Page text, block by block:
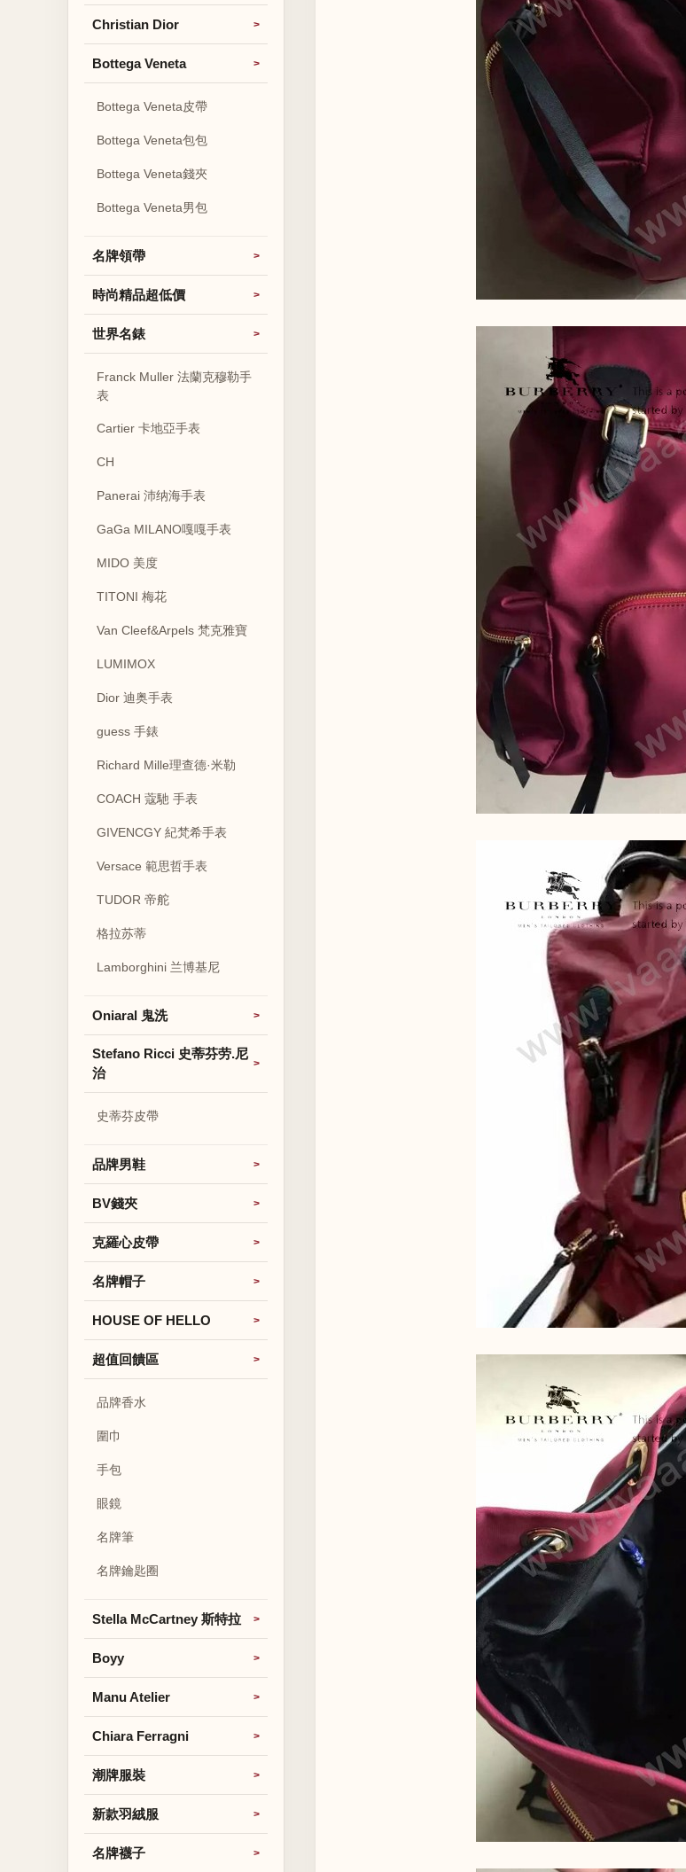
Christian Dior
Bottega Veneta
Bottega Veneta皮帶
Bottega Veneta包包
Bottega Veneta錢夾
Bottega Veneta男包
名牌領帶
時尚精品超低價
世界名錶
Franck Muller 法蘭克穆勒手
表
Cartier 卡地亞手表
CH
Panerai 沛纳海手表
GaGa MILANO嘎嘎手表
MIDO 美度
TITONI 梅花
Van Cleef&Arpels 梵克雅寶
LUMIMOX
Dior 迪奥手表
guess 手錶
Richard Mille理查德·米勒
COACH 蔻馳 手表
GIVENCGY 紀梵希手表
Versace 範思哲手表
TUDOR 帝舵
格拉苏蒂
Lamborghini 兰博基尼
Oniaral 鬼洗
Stefano Ricci 史蒂芬劳.尼
治
史蒂芬皮帶
品牌男鞋
BV錢夾
克羅心皮帶
名牌帽子
HOUSE OF HELLO
超值回饋區
品牌香水
圍巾
手包
眼鏡
名牌筆
名牌鑰匙圈
Stella McCartney 斯特拉
Boyy
Manu Atelier
Chiara Ferragni
潮牌服裝
新款羽絨服
名牌襪子